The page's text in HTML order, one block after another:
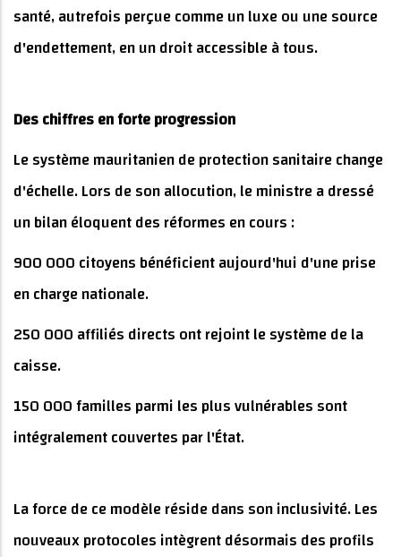
santé, autrefois perçue comme un luxe ou une source
d'endettement, en un droit accessible à tous.
Des chiffres en forte progression
Le système mauritanien de protection sanitaire change
d'échelle. Lors de son allocution, le ministre a dressé
un bilan éloquent des réformes en cours :
900 000 citoyens bénéficient aujourd'hui d'une prise
en charge nationale.
250 000 affiliés directs ont rejoint le système de la
caisse.
150 000 familles parmi les plus vulnérables sont
intégralement couvertes par l'État.
La force de ce modèle réside dans son inclusivité. Les
nouveaux protocoles intègrent désormais des profils